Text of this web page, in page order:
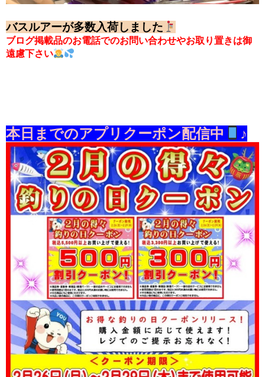
バスルアーが多数入荷しました
ブログ掲載品のお電話でのお問い合わせやお取り置きは御
遠慮下さい
本日までのアプリクーポン配信中 ♪